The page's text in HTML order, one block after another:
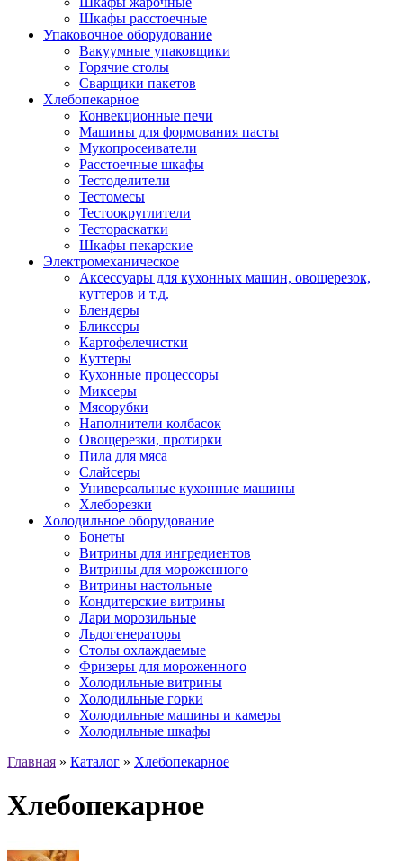
Шкафы расстоечные
Упаковочное оборудование
Вакуумные упаковщики
Горячие столы
Сварщики пакетов
Хлебопекарное
Конвекционные печи
Машины для формования пасты
Мукопросеиватели
Расстоечные шкафы
Тестоделители
Тестомесы
Тестоокруглители
Тестораскатки
Шкафы пекарские
Электромеханическое
Аксессуары для кухонных машин, овощерезок,
куттеров и т.д.
Блендеры
Бликсеры
Картофелечистки
Куттеры
Кухонные процессоры
Миксеры
Мясорубки
Наполнители колбасок
Овощерезки, протирки
Пила для мяса
Слайсеры
Универсальные кухонные машины
Хлеборезки
Холодильное оборудование
Бонеты
Витрины для ингредиентов
Витрины для мороженного
Витрины настольные
Кондитерские витрины
Лари морозильные
Льдогенераторы
Столы охлаждаемые
Фризеры для мороженного
Холодильные витрины
Холодильные горки
Холодильные машины и камеры
Холодильные шкафы
Главная » Каталог » Хлебопекарное
Хлебопекарное